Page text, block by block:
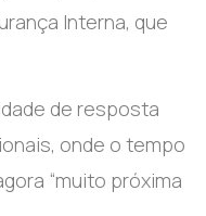
Interna, que
de resposta
onde o tempo
“muito próxima